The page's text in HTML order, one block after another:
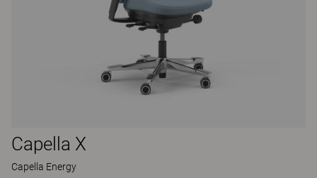
Capella X
Capella Energy